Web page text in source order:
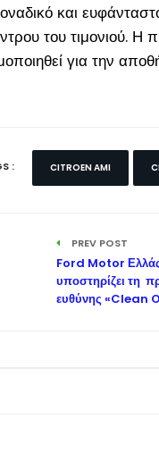
και
του τιμονιού.
για την
: CITROEN AMI
PREV POST
Ford Motor Ελλάς
υποστηρίζει τη
ευθύνης «Clean